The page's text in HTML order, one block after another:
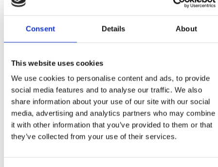
Consent Details About
This website uses cookies
We use cookies to personalise content and ads, to provide
social media features and to analyse our traffic. We also
share information about your use of our site with our social
media, advertising and analytics partners who may combine
it with other information that you’ve provided to them or that
they’ve collected from your use of their services.
Ovaj je
i prvi vodovod od 1890. godine
snabdijevalo stanovništvo pitkom vodom. Danas ga je
gornje staze Ljubavne cestice. Iako je 1916. presušio
zbog posljedice potresa u Crikvenici, nije zaboravljen ni
danas, nego je uz slavinu podignut spomenik kako bi
nas podsjetio na veliku važnost koju je imao u životu
onoga doba.